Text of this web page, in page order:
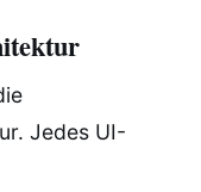
Jedes UI-